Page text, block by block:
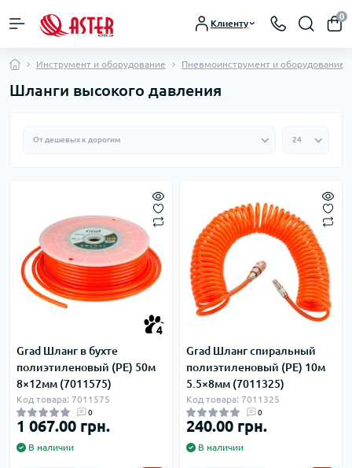
Клиенту
0
Инструмент и оборудование Пневмоинструмент и оборудование
Шланги высокого давления
4
Grad Шланг в бухте
полиэтиленовый (PE) 50м
8×12мм (7011575)
Код товара: 7011575
0
1 067.00 грн.
В наличии
Grad Шланг спиральный
полиэтиленовый (PЕ) 10м
5.5×8мм (7011325)
Код товара: 7011325
0
240.00 грн.
В наличии